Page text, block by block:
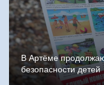
В Артёме
безопасности детей